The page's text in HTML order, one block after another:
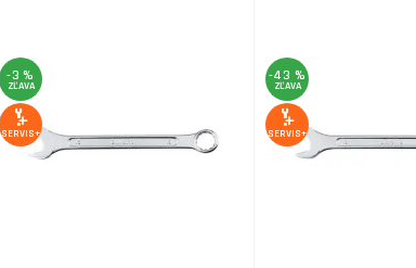
-3 %
ZĽAVA
SERVIS+
-43 %
ZĽAVA
SERVIS+